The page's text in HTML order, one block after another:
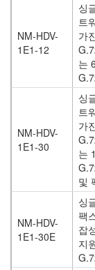
NM-HDV-
1E1-12
싱
트
가
는
NM-HDV-
1E1-30
싱
트
가
는
및
NM-HDV-
1E1-30E
싱
팩
잡
지